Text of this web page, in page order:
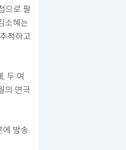
으로 팔
소혜는
적하고
두 여
의 연극
에 방송